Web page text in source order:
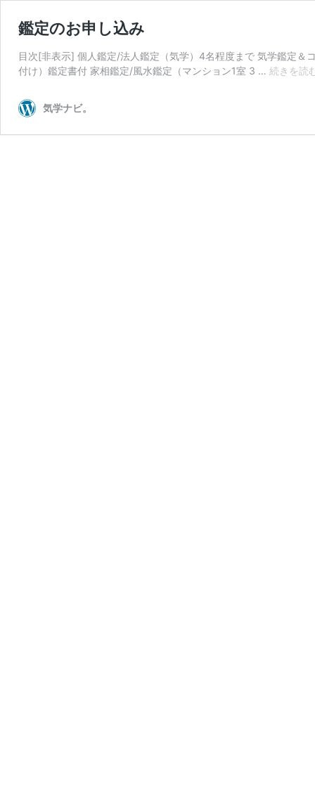
鑑定のお申し込み
目次[非表示] 個人鑑定/法人鑑定（気学）4名程度まで 気学鑑定
付け）鑑定書付 家相鑑定/風水鑑定（マンション1室 3 … 続きを読
気学ナビ。